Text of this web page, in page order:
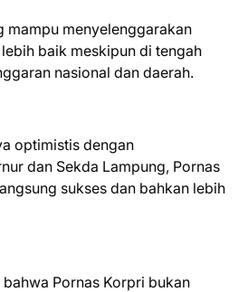
mampu menyelenggarakan
baik meskipun di tengah
nasional dan daerah.
optimistis dengan
dan Sekda Lampung, Pornas
sukses dan bahkan lebih
Pornas Korpri bukan